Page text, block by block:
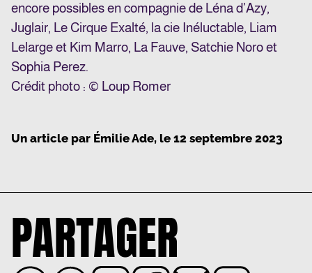
encore possibles en compagnie de Léna d’Azy,
Juglair, Le Cirque Exalté, la cie Inéluctable, Liam
Lelarge et Kim Marro, La Fauve, Satchie Noro et
Sophia Perez.
Crédit photo : © Loup Romer
Un article par Émilie Ade, le 12 septembre 2023
PARTAGER